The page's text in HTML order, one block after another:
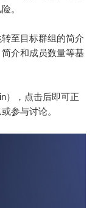
。
至目标群组的简介
介和成员数量等基
），点击后即可正
参与讨论。